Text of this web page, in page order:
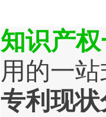
知识产
用的一站
专利现